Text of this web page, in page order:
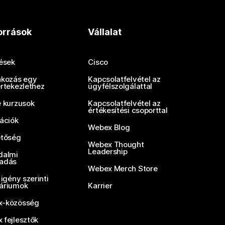
egy
kurzusok
igény szerinti
közösség
fejlesztők
Vállalat
Cisco
Kapcsolatfelvétel az
ügyfélszolgálattal
Kapcsolatfelvétel az
értékesítési csoporttal
Webex Blog
Webex Thought
Leadership
Webex Merch Store
Karrier